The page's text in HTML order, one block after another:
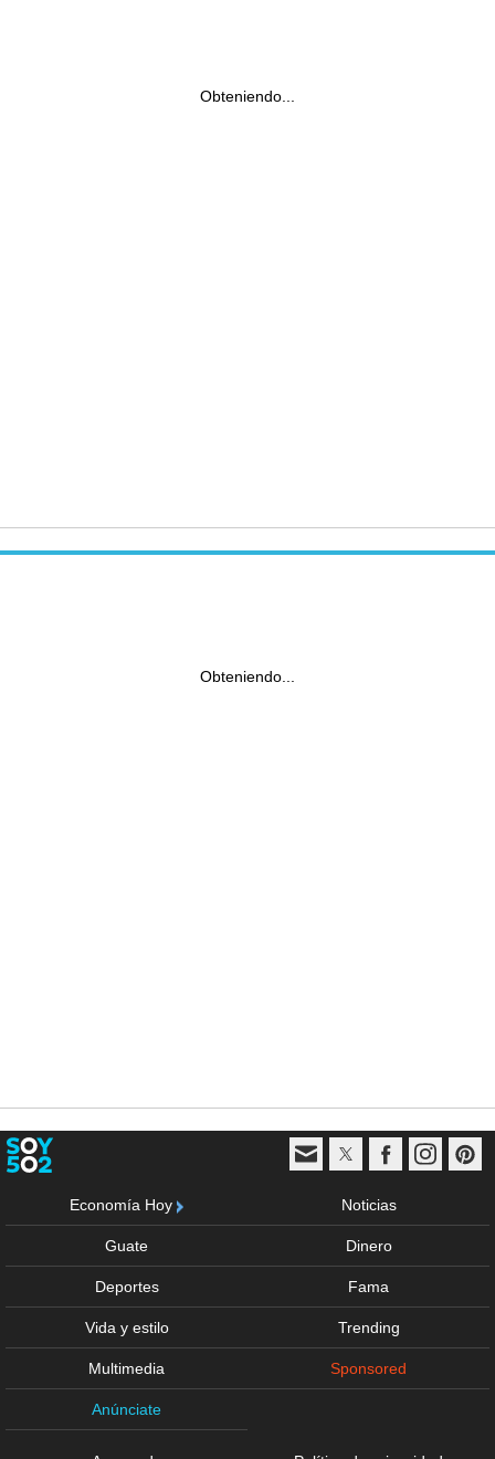
Obteniendo...
Obteniendo...
Economía Hoy Noticias
Guate Dinero
Deportes Fama
Vida y estilo Trending
Multimedia Sponsored
Anúnciate